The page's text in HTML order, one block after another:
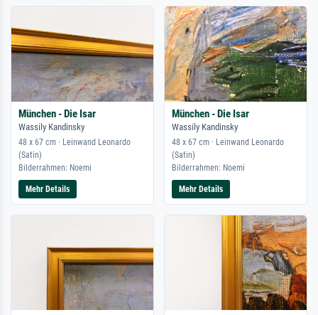
München - Die Isar
Wassily Kandinsky
48 x 67 cm · Leinwand Leonardo
(Satin)
Bilderrahmen: Noemi
Mehr Details
München - Die Isar
Wassily Kandinsky
48 x 67 cm · Leinwand Leonardo
(Satin)
Bilderrahmen: Noemi
Mehr Details